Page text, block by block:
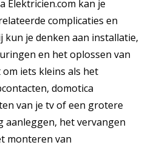
Elektricien.com kan je
complicaties en
kun je denken aan installatie,
en het oplossen van
iets kleins als het
domotica
van je tv of een grotere
aanleggen, het vervangen
monteren van